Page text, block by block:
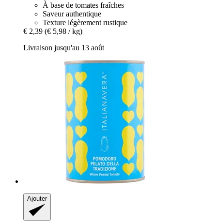
À base de tomates fraîches
Saveur authentique
Texture légèrement rustique
€ 2,39 (€ 5,98 / kg)
Livraison jusqu'au 13 août
Ajouter